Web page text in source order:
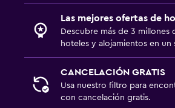
Las mejores ofertas de
Descubre más de 3 millones
hoteles y alojamientos en un
CANCELACIÓN GRATIS
Usa nuestro filtro para
con cancelación gratis.